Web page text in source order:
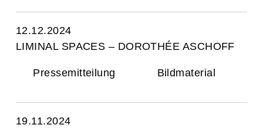
12.12.2024
LIMINAL SPACES – DOROTHÉE ASCHOFF
Pressemitteilung Bildmaterial
19.11.2024